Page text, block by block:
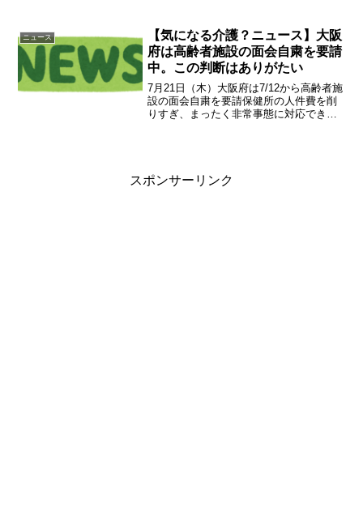
せん。報告連絡相談すらまともに出来な
い職員を、上手く監視...
ニュース
【気になる介護？ニュース】大阪
府は高齢者施設の面会自粛を要請
中。この判断はありがたい
7月21日（木）大阪府は7/12から高齢者施
設の面会自粛を要請保健所の人件費を削
りすぎ、まったく非常事態に対応できな
スポンサーリンク